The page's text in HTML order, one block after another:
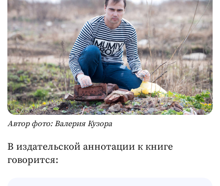
Автор фото: Валерия Кузора
В издательской аннотации к книге
говорится: